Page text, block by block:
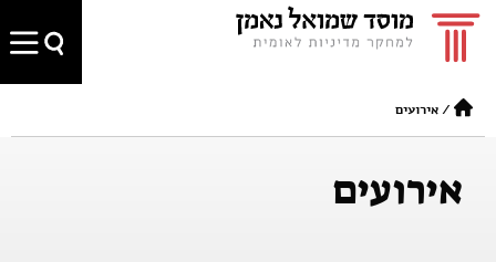
/אירועים
אירועים